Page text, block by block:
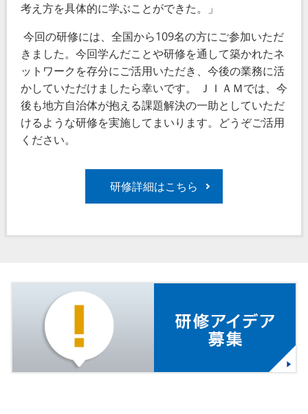
考え方を具体的に学ぶことができた。」
今回の研修には、全国から109名の方にご参加いただ
きました。今回学んだことや研修を通して築かれたネ
ットワークを存分にご活用いただき、今後の業務に活
かしていただけましたら幸いです。 ＪＩＡＭでは、今
後も地方自治体が抱える課題解決の一助としていただ
けるような研修を実施してまいります。どうぞご活用
ください。
研修詳細はこちら